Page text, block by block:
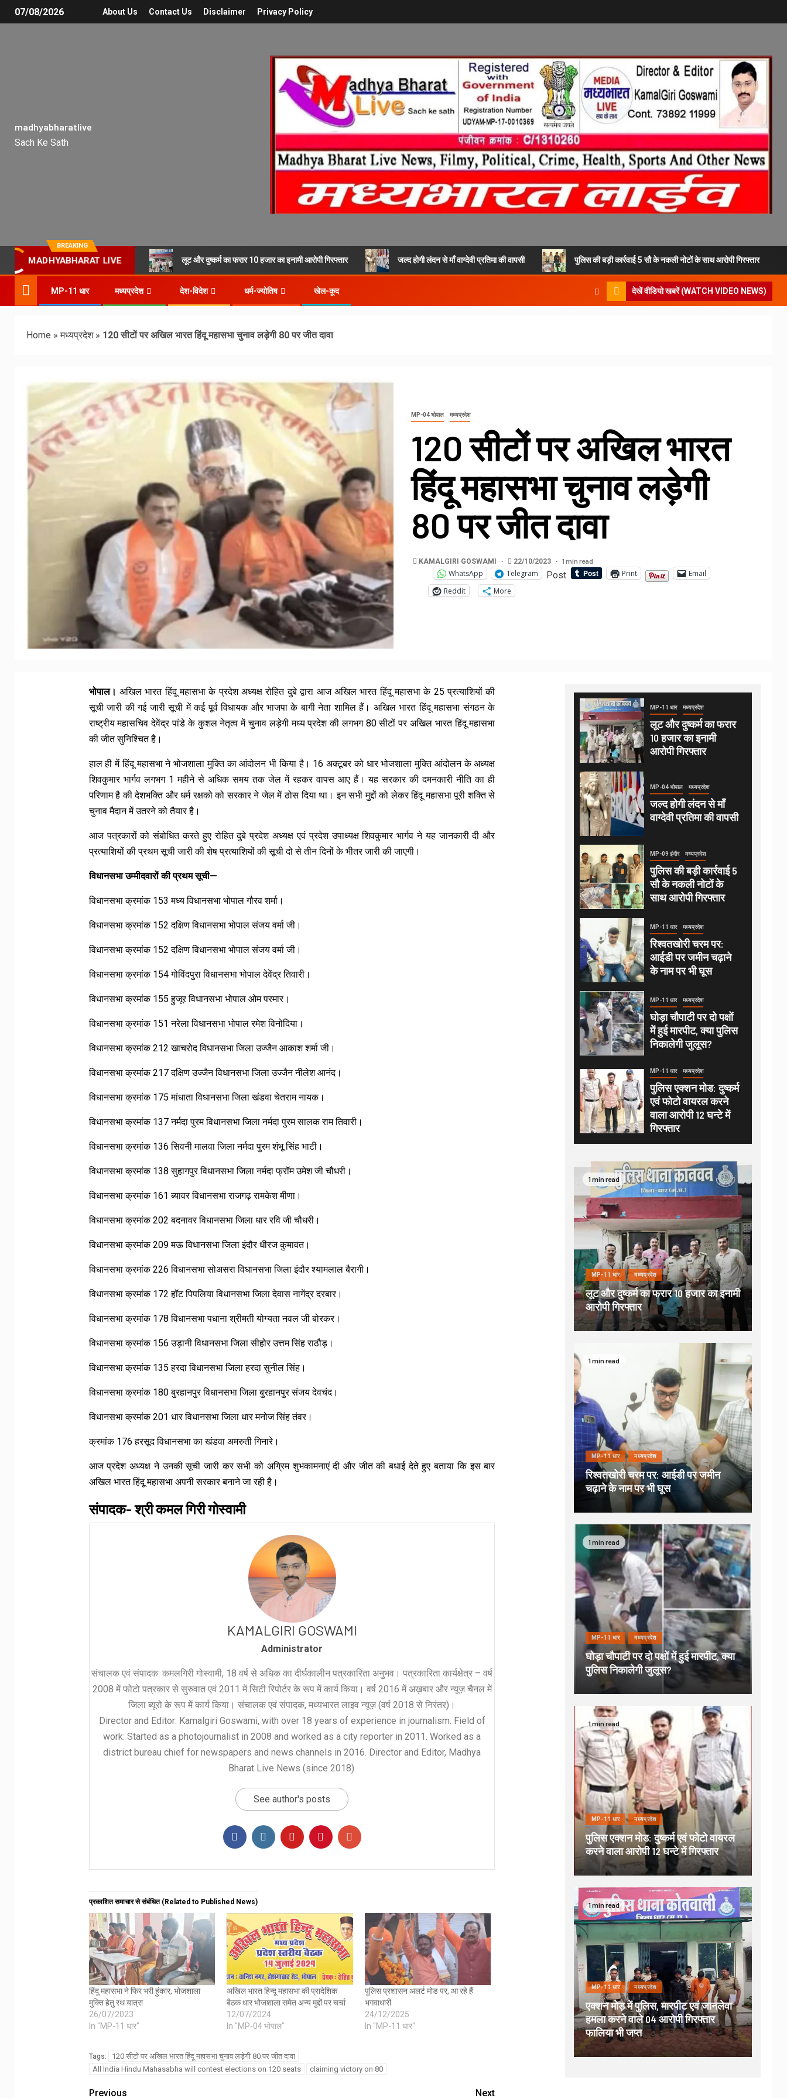
07/08/2026 About Us Contact Us Disclaimer Privacy Policy
madhyabharatlive
Sach Ke Sath
BREAKING
MADHYABHARAT LIVE लूट और दुष्कर्म का फरार 10 हजार का इनामी आरोपी गिरफ्तार जल्द होगी लंदन से माँ वाग्देवी प्रतिमा की वापसी पुलिस की बड़ी कार्रवाई 5 सौ के नकली नोटों के साथ आरोपी गिरफ्तार
MP-11 धार मध्यप्रदेश देश-विदेश धर्म-ज्योतिष खेल-कूद देखें वीडियो खबरें (WATCH VIDEO NEWS)
Home »मध्यप्रदेश» 120 सीटों पर अखिल भारत हिंदू महासभा चुनाव लड़ेगी 80 पर जीत दावा
MP-04 भोपाल मध्यप्रदेश
120 सीटों पर अखिल भारत
हिंदू महासभा चुनाव लड़ेगी
80 पर जीत दावा
KAMALGIRI GOSWAMI 22/10/2023 1 min read
WhatsApp Telegram Post Print
Email
Reddit
More
भोपाल। अखिल भारत हिंदू महासभा के प्रदेश अध्यक्ष रोहित दुबे द्वारा आज अखिल भारत हिंदू महासभा के 25 प्रत्याशियों की
सूची जारी की गई जारी सूची में कई पूर्व विधायक और भाजपा के बागी नेता शामिल हैं। अखिल भारत हिंदू महासभा संगठन के
राष्ट्रीय महासचिव देवेंद्र पांडे के कुशल नेतृत्व में चुनाव लड़ेगी मध्य प्रदेश की लगभग 80 सीटों पर अखिल भारत हिंदू महासभा
की जीत सुनिश्चित है।
हाल ही में हिंदू महासभा ने भोजशाला मुक्ति का आंदोलन भी किया है। 16 अक्टूबर को धार भोजशाला मुक्ति आंदोलन के अध्यक्ष
शिवकुमार भार्गव लगभग 1 महीने से अधिक समय तक जेल में रहकर वापस आए हैं। यह सरकार की दमनकारी नीति का ही
परिणाम है की देशभक्ति और धर्म रक्षको को सरकार ने जेल में ठोस दिया था। इन सभी मुद्दों को लेकर हिंदू महासभा पूरी शक्ति से
चुनाव मैदान में उतरने को तैयार है।
आज पत्रकारों को संबोधित करते हुए रोहित दुबे प्रदेश अध्यक्ष एवं प्रदेश उपाध्यक्ष शिवकुमार भार्गव ने यह जानकारी दी और
प्रत्याशियों की प्रथम सूची जारी की शेष प्रत्याशियों की सूची दो से तीन दिनों के भीतर जारी की जाएगी।
विधानसभा उम्मीदवारों की प्रथम सूची—
विधानसभा क्रमांक 153 मध्य विधानसभा भोपाल गौरव शर्मा।
विधानसभा क्रमांक 152 दक्षिण विधानसभा भोपाल संजय वर्मा जी।
विधानसभा क्रमांक 152 दक्षिण विधानसभा भोपाल संजय वर्मा जी।
विधानसभा क्रमांक 154 गोविंदपुरा विधानसभा भोपाल देवेंद्र तिवारी।
विधानसभा क्रमांक 155 हुजूर विधानसभा भोपाल ओम परमार।
विधानसभा क्रमांक 151 नरेला विधानसभा भोपाल रमेश विनोदिया।
विधानसभा क्रमांक 212 खाचरोद विधानसभा जिला उज्जैन आकाश शर्मा जी।
विधानसभा क्रमांक 217 दक्षिण उज्जैन विधानसभा जिला उज्जैन नीलेश आनंद।
विधानसभा क्रमांक 175 मांधाता विधानसभा जिला खंडवा चेतराम नायक।
विधानसभा क्रमांक 137 नर्मदा पुरम विधानसभा जिला नर्मदा पुरम सालक राम तिवारी।
विधानसभा क्रमांक 136 सिवनी मालवा जिला नर्मदा पुरम शंभू सिंह भाटी।
विधानसभा क्रमांक 138 सुहागपुर विधानसभा जिला नर्मदा फ्रॉम उमेश जी चौधरी।
विधानसभा क्रमांक 161 ब्यावर विधानसभा राजगढ़ रामकेश मीणा।
विधानसभा क्रमांक 202 बदनावर विधानसभा जिला धार रवि जी चौधरी।
विधानसभा क्रमांक 209 मऊ विधानसभा जिला इंदौर धीरज कुमावत।
विधानसभा क्रमांक 226 विधानसभा सोअसरा विधानसभा जिला इंदौर श्यामलाल बैरागी।
विधानसभा क्रमांक 172 हॉट पिपलिया विधानसभा जिला देवास नागेंद्र दरबार।
विधानसभा क्रमांक 178 विधानसभा पधानाश्रीमती योग्यता नवल जी बोरकर।
विधानसभा क्रमांक 156 उड़ानी विधानसभा जिला सीहोर उत्तम सिंह राठौड़।
विधानसभा क्रमांक 135 हरदा विधानसभा जिला हरदा सुनील सिंह।
विधानसभा क्रमांक 180 बुरहानपुर विधानसभा जिला बुरहानपुर संजय देवचंद।
विधानसभा क्रमांक 201 धार विधानसभा जिला धार मनोज सिंह तंवर।
क्रमांक 176 हरसूद विधानसभा का खंडवा अमरुती गिनारे।
आज प्रदेश अध्यक्ष ने उनकी सूची जारी कर सभी को अग्रिम शुभकामनाएं दी और जीत की बधाई देते हुए बताया कि इस बार
अखिल भारत हिंदू महासभा अपनी सरकार बनाने जा रही है।
संपादक- श्री कमल गिरी गोस्वामी
KAMALGIRI GOSWAMI
Administrator
संचालक एवं संपादक: कमलगिरी गोस्वामी, 18 वर्ष से अधिक का दीर्घकालीन पत्रकारिता अनुभव। पत्रकारिता कार्यक्षेत्र – वर्ष
2008 में फोटो पत्रकार से सुरुवात एवं 2011 में सिटी रिपोर्टर के रूप में कार्य किया। वर्ष 2016 में अख़बार और न्यूज़ चैनल में
जिला ब्यूरो के रूप में कार्य किया। संचालक एवं संपादक, मध्यभारत लाइव न्यूज़ (वर्ष 2018 से निरंतर)।
Director and Editor: Kamalgiri Goswami, with over 18 years of experience in journalism. Field of
work: Started as a photojournalist in 2008 and worked as a city reporter in 2011. Worked as a
district bureau chief for newspapers and news channels in 2016. Director and Editor, Madhya
Bharat Live News (since 2018).
See author's posts
प्रकाशित समाचार से संबंधित (Related to Published News)
हिंदू महासभा ने फिर भरी हुंकार, भोजशाला
मुक्ति हेतु रथ यात्रा
26/07/2023
In "MP-11 धार"
अखिल भारत हिन्दू महासभा की प्रादेशिक
बैठक धार भोजशाला समेत अन्य मुद्दों पर चर्चा
12/07/2024
In "MP-04 भोपाल"
पुलिस प्रशासन अलर्ट मोड पर, आ रहे हैं
भगवाधारी
24/12/2025
In "MP-11 धार"
Tags:
120 सीटों पर अखिल भारत हिंदू महासभा चुनाव लड़ेगी 80 पर जीत दावा
All India Hindu Mahasabha will contest elections on 120 seats
claiming victory on 80
Previous Next
MP-11 धार मध्यप्रदेश
लूट और दुष्कर्म का फरार
10 हजार का इनामी
आरोपी गिरफ्तार
MP-04 भोपाल मध्यप्रदेश
जल्द होगी लंदन से माँ
वाग्देवी प्रतिमा की वापसी
MP-09 इंदौर मध्यप्रदेश
पुलिस की बड़ी कार्रवाई 5
सौ के नकली नोटों के
साथ आरोपी गिरफ्तार
MP-11 धार मध्यप्रदेश
रिश्वतखोरी चरम पर:
आईडी पर जमीन चढ़ाने
के नाम पर भी घूस
MP-11 धार मध्यप्रदेश
घोड़ा चौपाटी पर दो पक्षों
में हुई मारपीट, क्या पुलिस
निकालेगी जुलूस?
MP-11 धार मध्यप्रदेश
पुलिस एक्शन मोड: दुष्कर्म
एवं फोटो वायरल करने
वाला आरोपी 12 घन्टे में
गिरफ्तार
1 min read
MP-11 धार मध्यप्रदेश
लूट और दुष्कर्म का फरार 10 हजार का इनामी
आरोपी गिरफ्तार
1 min read
MP-11 धार मध्यप्रदेश
रिश्वतखोरी चरम पर: आईडी पर जमीन
चढ़ाने के नाम पर भी घूस
1 min read
MP-11 धार मध्यप्रदेश
घोड़ा चौपाटी पर दो पक्षों में हुई मारपीट, क्या
पुलिस निकालेगी जुलूस?
1 min read
MP-11 धार मध्यप्रदेश
पुलिस एक्शन मोड: दुष्कर्म एवं फोटो वायरल
करने वाला आरोपी 12 घन्टे में गिरफ्तार
1 min read
MP-11 धार मध्यप्रदेश
एक्शन मोड़ में पुलिस, मारपीट एवं जानलेवा
हमला करने वाले 04 आरोपी गिरफ्तार
फालिया भी जप्त